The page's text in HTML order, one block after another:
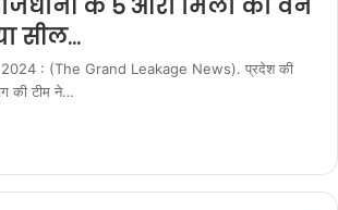
के 5 आरा मिलो को वन
सील…
2024 : (The Grand Leakage News). प्रदेश की
की टीम ने…